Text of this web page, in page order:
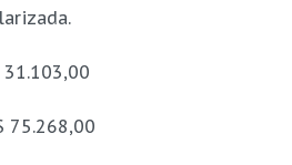
75.268,00